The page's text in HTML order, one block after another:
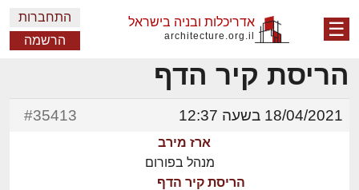
☰ אדריכלות ובניה בישראל
architecture.org.il
התחברות
הרשמה
הריסת קיר הדף
18/04/2021 בשעה 12:37 #35413
ארז מירב
מנהל בפורום
הריסת קיר הדף